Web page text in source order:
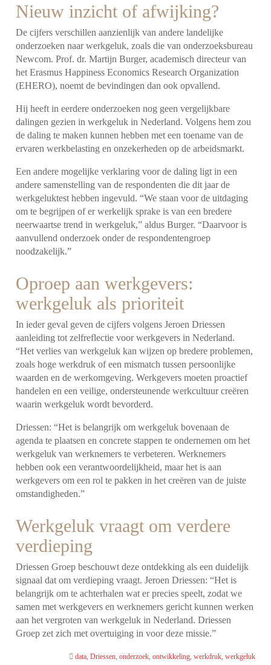
Nieuw inzicht of afwijking?
De cijfers verschillen aanzienlijk van andere landelijke
onderzoeken naar werkgeluk, zoals die van onderzoeksbureau
Newcom. Prof. dr. Martijn Burger, academisch directeur van
het Erasmus Happiness Economics Research Organization
(EHERO), noemt de bevindingen dan ook opvallend.
Hij heeft in eerdere onderzoeken nog geen vergelijkbare
dalingen gezien in werkgeluk in Nederland. Volgens hem zou
de daling te maken kunnen hebben met een toename van de
ervaren werkbelasting en onzekerheden op de arbeidsmarkt.
Een andere mogelijke verklaring voor de daling ligt in een
andere samenstelling van de respondenten die dit jaar de
werkgeluktest hebben ingevuld. “We staan voor de uitdaging
om te begrijpen of er werkelijk sprake is van een bredere
neerwaartse trend in werkgeluk,” aldus Burger. “Daarvoor is
aanvullend onderzoek onder de respondentengroep
noodzakelijk.”
Oproep aan werkgevers:
werkgeluk als prioriteit
In ieder geval geven de cijfers volgens Jeroen Driessen
aanleiding tot zelfreflectie voor werkgevers in Nederland.
“Het verlies van werkgeluk kan wijzen op bredere problemen,
zoals hoge werkdruk of een mismatch tussen persoonlijke
waarden en de werkomgeving. Werkgevers moeten proactief
handelen en een veilige, ondersteunende werkcultuur creëren
waarin werkgeluk wordt bevorderd.
Driessen: “Het is belangrijk om werkgeluk bovenaan de
agenda te plaatsen en concrete stappen te ondernemen om het
werkgeluk van werknemers te verbeteren. Werknemers
hebben ook een verantwoordelijkheid, maar het is aan
werkgevers om een rol te pakken in het creëren van de juiste
omstandigheden.”
Werkgeluk vraagt om verdere
verdieping
Driessen Groep beschouwt deze ontdekking als een duidelijk
signaal dat om verdieping vraagt. Jeroen Driessen: “Het is
belangrijk om te achterhalen wat er precies speelt, zodat we
samen met werkgevers en werknemers gericht kunnen werken
aan het vergroten van werkgeluk in Nederland. Driessen
Groep zet zich met overtuiging in voor deze missie.”
data, Driessen, onderzoek, ontwikkeling, werkdruk, werkgeluk